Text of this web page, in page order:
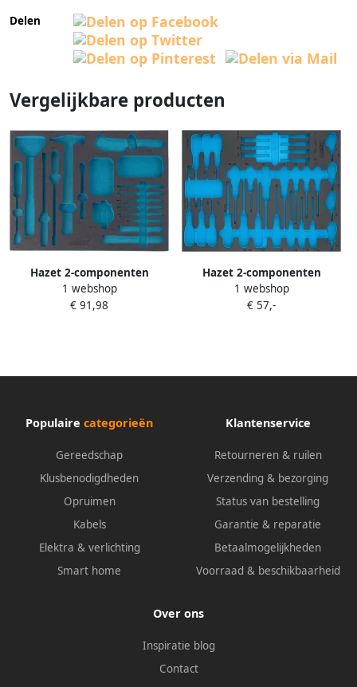
Delen
Vergelijkbare producten
Hazet 2-componenten
zachschuiminleg 163-143L · L
x B: 519 mm x 392 mm
1 webshop
€ 91,98
Hazet 2-componenten
zachschuiminleg 163-524L · L
x B: 519 mm x 392 mm
1 webshop
€ 57,-
Populaire categorieën
Gereedschap
Klusbenodigdheden
Opruimen
Kabels
Elektra & verlichting
Smart home
Klantenservice
Retourneren & ruilen
Verzending & bezorging
Status van bestelling
Garantie & reparatie
Betaalmogelijkheden
Voorraad & beschikbaarheid
Over ons
Inspiratie blog
Contact